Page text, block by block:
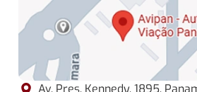
Av. Pres. Kennedy, 1895,